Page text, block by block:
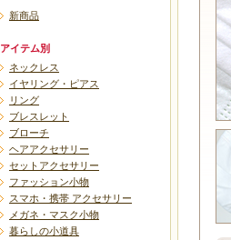
新商品
アイテム別
ネックレス
イヤリング・ピアス
リング
ブレスレット
ブローチ
ヘアアクセサリー
セットアクセサリー
ファッション小物
スマホ・携帯 アクセサリー
メガネ・マスク小物
暮らしの小道具